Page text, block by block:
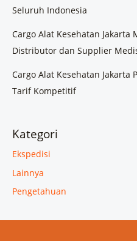
Seluruh Indonesia
Cargo Alat Kesehatan Jakarta
Distributor dan Supplier
Cargo Alat Kesehatan Jakarta
Tarif Kompetitif
Kategori
Ekspedisi
Lainnya
Pengetahuan